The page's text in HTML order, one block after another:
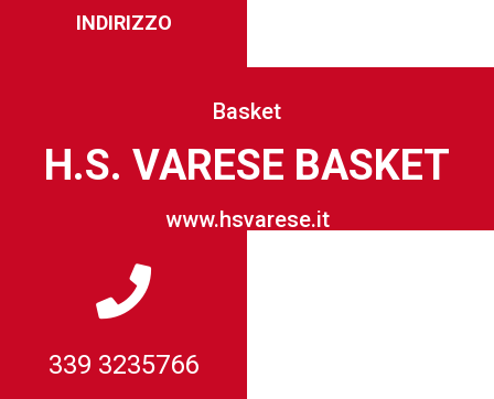
INDIRIZZO
Basket
H.S. VARESE BASKET
www.hsvarese.it
339 3235766